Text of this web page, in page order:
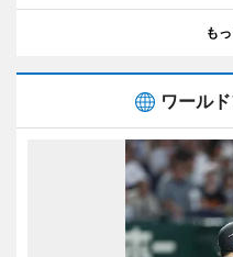
も
ワール